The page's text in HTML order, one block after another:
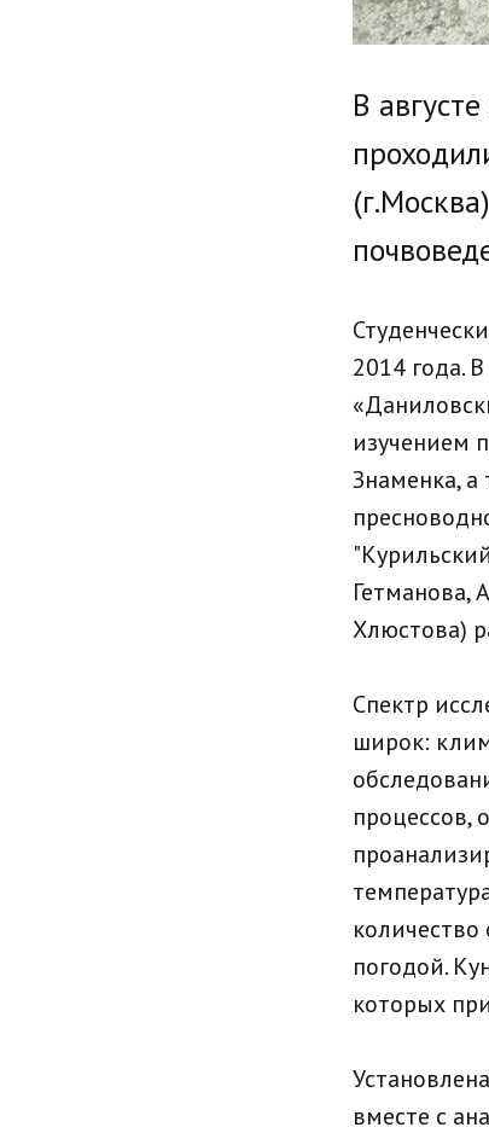
В
2014 года.
изучением
Знаменка,
Гетманова,
Хлюстова)
Спектр
широк:
процессов,
погодой.
которых
вместе с